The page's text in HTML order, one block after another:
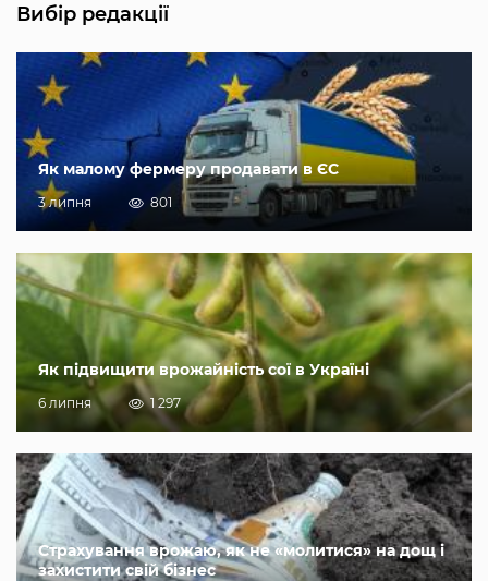
Вибір редакції
Як малому фермеру продавати в ЄС
3 липня 801
Як підвищити врожайність сої в Україні
6 липня 1 297
Страхування врожаю, як не «молитися» на дощ і
захистити свій бізнес